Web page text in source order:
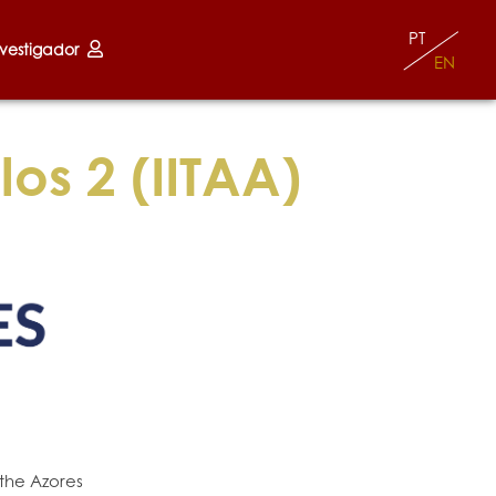
EN
PT
2 (IITAA)
Azores